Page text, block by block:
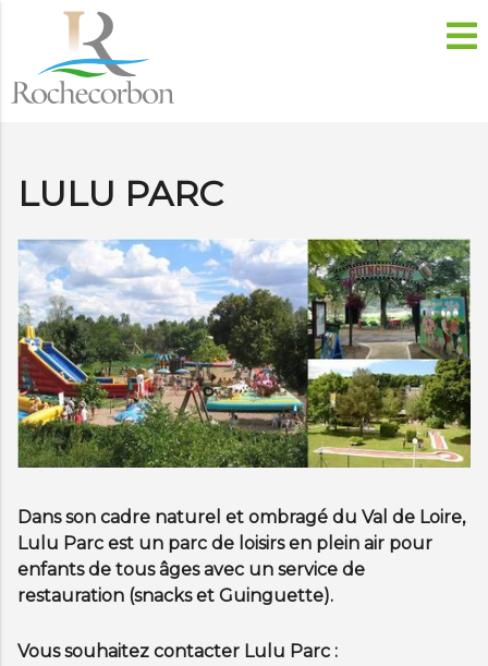
LULU PARC
Dans son cadre naturel et ombragé du Val de Loire,
Lulu Parc est un parc de loisirs en plein air pour
enfants de tous âges avec un service de
restauration (snacks et Guinguette).
Vous souhaitez contacter Lulu Parc :